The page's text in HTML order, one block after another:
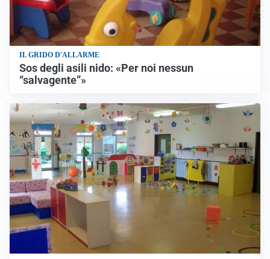
IL GRIDO D'ALLARME
Sos degli asili nido: «Per noi nessun
“salvagente”»